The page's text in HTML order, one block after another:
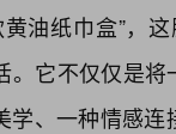
黄油纸巾盒”，
。它不仅仅是
学、一种情感